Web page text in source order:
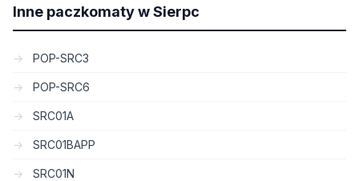
Inne paczkomaty w Sierpc
POP-SRC3
POP-SRC6
SRC01A
SRC01BAPP
SRC01N